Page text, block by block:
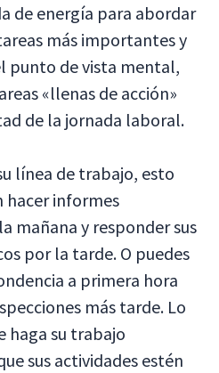
de energía para abordar
más importantes y
punto de vista mental,
«llenas de acción»
de la jornada laboral.
línea de trabajo, esto
hacer informes
mañana y responder sus
por la tarde. O puedes
a primera hora
más tarde. Lo
haga su trabajo
sus actividades estén